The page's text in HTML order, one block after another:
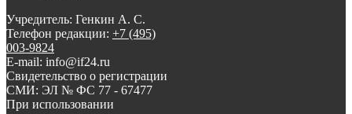
Учредитель: Генкин А. С.
Телефон редакции: +7 (495)
003-9824
E-mail: info@if24.ru
Свидетельство о регистрации
СМИ: ЭЛ № ФС 77 - 67477
При использовании